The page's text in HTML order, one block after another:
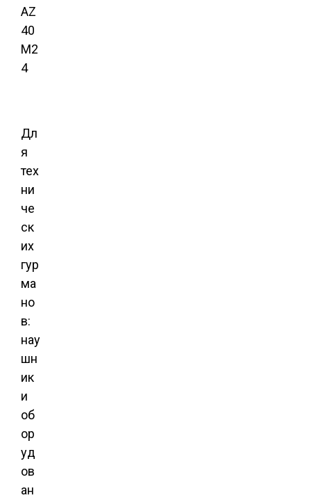
Дл
я
тех
ни
че
ск
их
гур
ма
но
в:
нау
шн
ик
и
об
ор
уд
ов
ан